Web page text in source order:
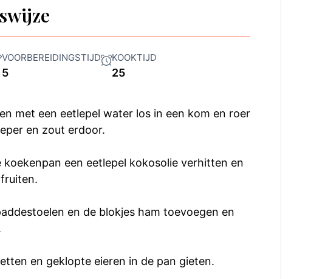
VOORBEREIDINGSTIJD
5
KOOKTIJD
25
met een eetlepel water los in een kom en roer
en zout erdoor.
koekenpan een eetlepel kokosolie verhitten en
en de blokjes ham toevoegen en
en geklopte eieren in de pan gieten.